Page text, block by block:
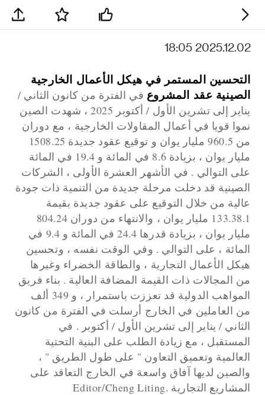
2025.12.02 18:05
التحسين المستمر في هيكل الأعمال الخارجية
الصينية عقد المشروع في الفترة من كانون الثاني /
يناير إلى تشرين الأول / أكتوبر 2025 ، شهدت الصين
نموا قويا في أعمال المقاولات الخارجية ، مع دوران
من 960.5 مليار يوان و توقيع عقود جديدة 1508.25
مليار يوان ، بزيادة 8.6 في المائة و 19.4 في المائة
على التوالي . في الأشهر العشرة الأولى ، الشركات
الصينية قد دخلت مرحلة جديدة من التنمية ذات جودة
عالية من خلال التوقيع على عقود جديدة بقيمة
133.38.1 مليار يوان ، والانتهاء من دوران 804.24
مليار يوان ، بزيادة قدرها 24.4 في المائة و 9.4 في
المائة ، على التوالي . وفي الوقت نفسه ، وتحسين
هيكل الأعمال التجارية ، والطاقة الخضراء وغيرها
من المجالات ذات القيمة المضافة العالية . بناء فريق
المواهب الدولية قد تعززت باستمرار ، و 349 ألف
من العاملين في الخارج أرسلت في الفترة من كانون
الثاني / يناير إلى تشرين الأول / أكتوبر . في
المستقبل ، مع زيادة الطلب على البنية التحتية
العالمية وتعميق التعاون " على طول الطريق " ،
والصين لديها آفاق واسعة في الخارج التعاقد على
المشاريع التجارية .Editor/Cheng Liting